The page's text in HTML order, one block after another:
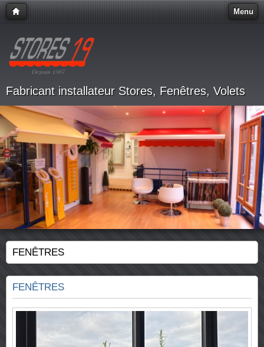
Menu
Fabricant installateur Stores, Fenêtres, Volets
FENÊTRES
FENÊTRES